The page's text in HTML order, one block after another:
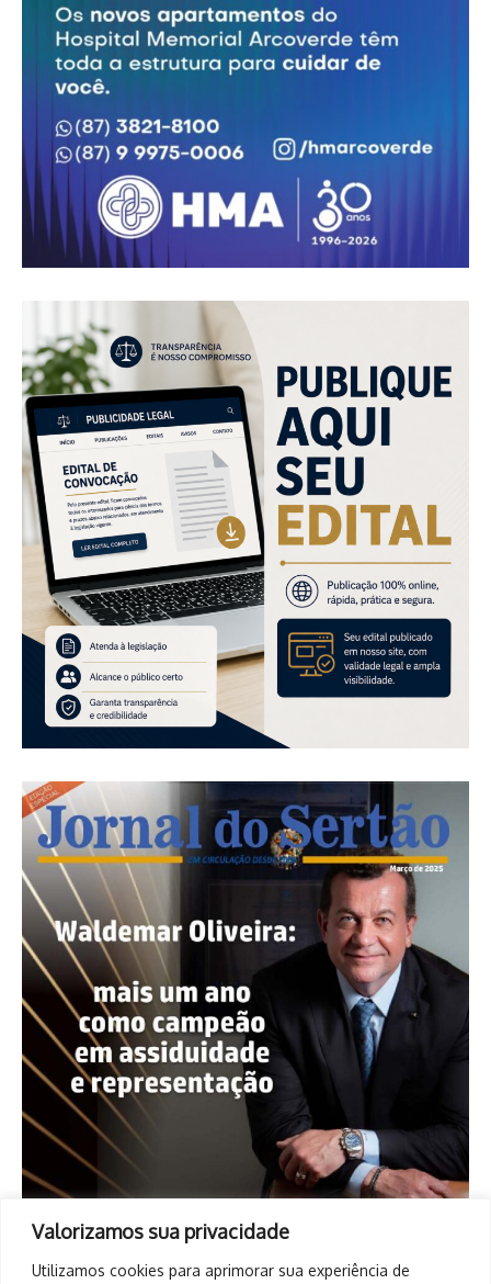
Valorizamos sua privacidade
Utilizamos cookies para aprimorar sua experiência de